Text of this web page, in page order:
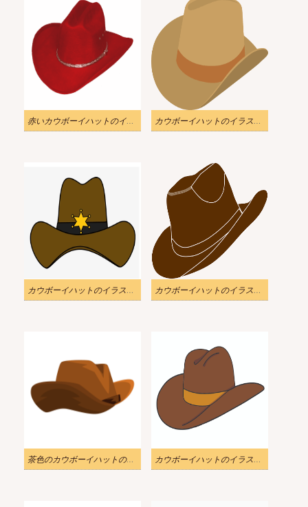
赤いカウボーイハットのイラストPNG カウボーイハットのイラスト透明画像 3
カウボーイハットのイラストをダウンロード カウボーイハットのイラスト透明画像
茶色のカウボーイハットのイラスト カウボーイハットのイラスト PNG ダウンロード